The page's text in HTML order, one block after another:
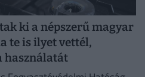
ki a népszerű magyar
te is ilyet vettél,
használatát